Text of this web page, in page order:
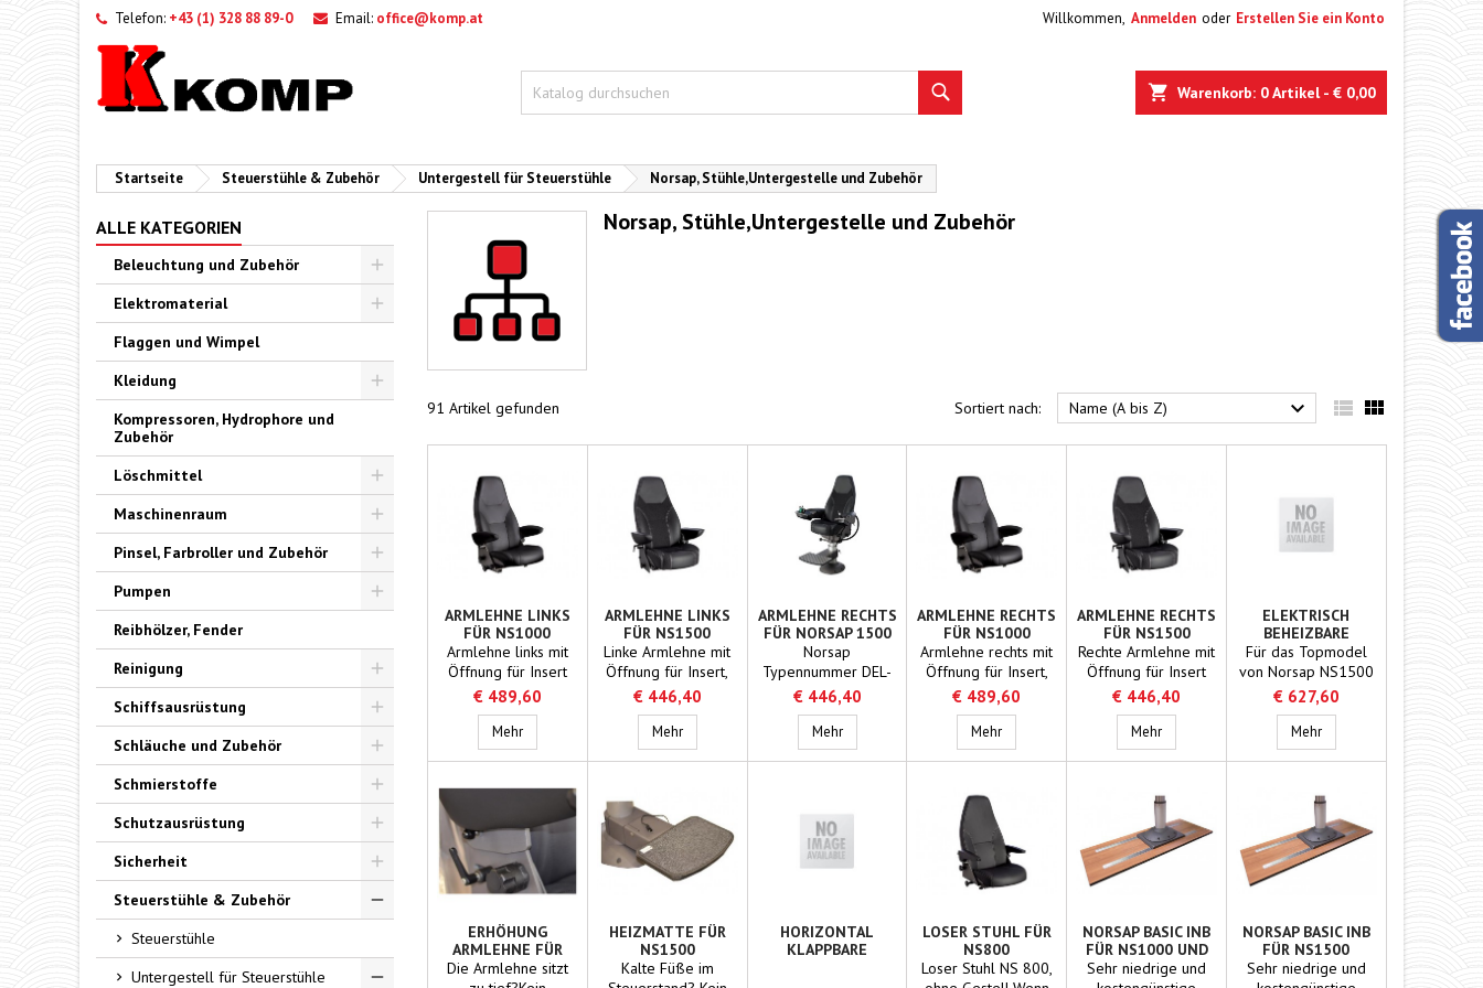
Telefon: +43 (1) 328 88 89-0 Email: office@komp.at Willkommen, Anmelden oder Erstellen Sie ein Konto
Warenkorb 0Artikel - € 0,00
Startseite Steuerstühle & Zubehör Untergestell für Steuerstühle Norsap, Stühle,Untergestelle und Zubehör
ALLE KATEGORIEN
Beleuchtung und Zubehör
Toggle
Elektromaterial
Toggle
Flaggen und Wimpel
Kleidung
Toggle
Kompressoren, Hydrophore und
Zubehör
Löschmittel
Toggle
Maschinenraum
Toggle
Pinsel, Farbroller und Zubehör
Pumpen
Toggle
Reibhölzer, Fender
Reinigung
Toggle
Schiffsausrüstung
Schläuche und Zubehör
Schmierstoffe
Toggle
Schutzausrüstung
Toggle
Sicherheit
Toggle
Steuerstühle & Zubehör
Toggle
Steuerstühle
Untergestell für Steuerstühle
Norsap, Stühle,Untergestelle und Zubehör
91 Artikel gefunden Sortiert nach: Name (A bis Z)   
ARMLEHNE LINKS
FÜR NS1000
Armlehne links mit
Öffnung für Insert
überzogen mit
schwarzem Leder!
€ 489,60
MehrArmlehne links für NS1000
ARMLEHNE LINKS
FÜR NS1500
Linke Armlehne mit
Öffnung für Insert,
mit feinem Leder
überzogen für Ihren
NS1500
€ 446,40
MehrArmlehne links für NS1500
ARMLEHNE RECHTS
FÜR NORSAP 1500
COMFORT
Norsap
Typennummer DEL-
129H Material Leder
Beschreibung
Armlehne rechts mit
Öffnung für Insert
€ 446,40
MehrArmlehne rechts für Norsap 1500 Comfort
ARMLEHNE RECHTS
FÜR NS1000
Armlehne rechts mit
Öffnung für Insert,
überzogen mit
schwarzem Leder
€ 489,60
MehrArmlehne rechts für NS1000
ARMLEHNE RECHTS
FÜR NS1500
Rechte Armlehne mit
Öffnung für Insert
mit feinem Leder
überzogen für Ihren
NS1500
€ 446,40
MehrArmlehne rechts für NS1500
ELEKTRISCH
BEHEIZBARE
FUSSSTÜTZE, 220 V
FÜR NS1500
Für das Topmodel
von Norsap NS1500
nur das beste
Zubehör
€ 627,60
MehrElektrisch beheizbare
ERHÖHUNG
ARMLEHNE FÜR
NS1500
Die Armlehne sitzt
HEIZMATTE FÜR
NS1500
FUSSSTÜTZE
Kalte Füße im
HORIZONTAL
KLAPPBARE
LOSER STUHL FÜR
NS800
UNTERGESTELL
Loser Stuhl NS 800,
NORSAP BASIC INB
FÜR NS1000 UND
NS1100
Sehr niedrige und
NORSAP BASIC INB
FÜR NS1500
Sehr niedrige und